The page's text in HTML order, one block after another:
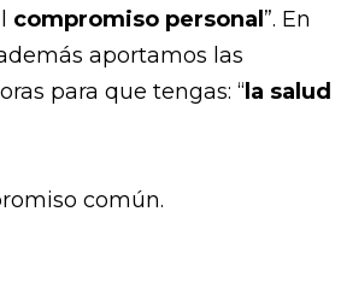
compromiso personal ”. En
aportamos las
para que tengas: “ la salud
común.